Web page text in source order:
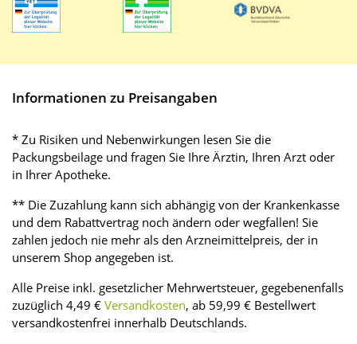
Informationen zu Preisangaben
* Zu Risiken und Nebenwirkungen lesen Sie die
Packungsbeilage und fragen Sie Ihre Ärztin, Ihren Arzt oder
in Ihrer Apotheke.
** Die Zuzahlung kann sich abhängig von der Krankenkasse
und dem Rabattvertrag noch ändern oder wegfallen! Sie
zahlen jedoch nie mehr als den Arzneimittelpreis, der in
unserem Shop angegeben ist.
Alle Preise inkl. gesetzlicher Mehrwertsteuer, gegebenenfalls
zuzüglich 4,49 € Versandkosten, ab 59,99 € Bestellwert
versandkostenfrei innerhalb Deutschlands.